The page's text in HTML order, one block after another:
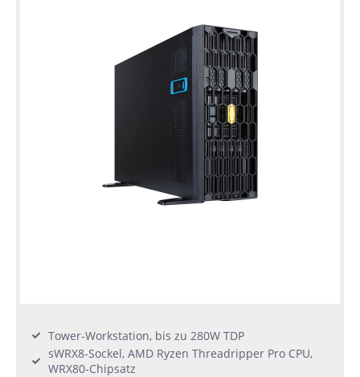
Tower-Workstation, bis zu 280W TDP
sWRX8-Sockel, AMD Ryzen Threadripper Pro CPU,
WRX80-Chipsatz